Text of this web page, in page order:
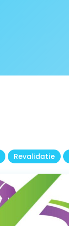
Revalidatie